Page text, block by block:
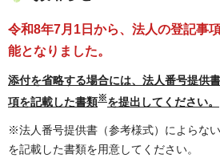
令和8年7月1日から、法人の登記事
能となりました。
添付を省略する場合には、法人番号提供
項を記載した書類※を提出してください。
※法人番号提供書（参考様式）によらな
を記載した書類を用意してください。